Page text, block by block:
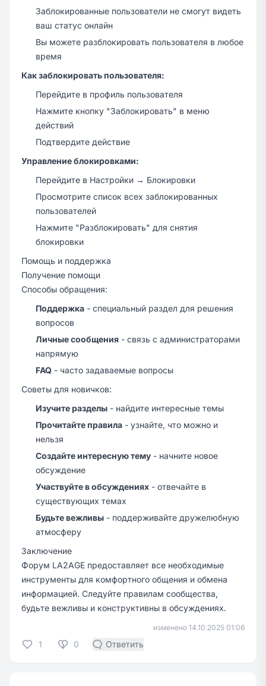
Заблокированные пользователи не смогут видеть
ваш статус онлайн
Вы можете разблокировать пользователя в любое
время
Как заблокировать пользователя:
Перейдите в профиль пользователя
Нажмите кнопку "Заблокировать" в меню
действий
Подтвердите действие
Управление блокировками:
Перейдите в Настройки → Блокировки
Просмотрите список всех заблокированных
пользователей
Нажмите "Разблокировать" для снятия
блокировки
Помощь и поддержка
Получение помощи
Способы обращения:
Поддержка - специальный раздел для решения
вопросов
Личные сообщения - связь с администраторами
напрямую
FAQ - часто задаваемые вопросы
Советы для новичков:
Изучите разделы - найдите интересные темы
Прочитайте правила - узнайте, что можно и
нельзя
Создайте интересную тему - начните новое
обсуждение
Участвуйте в обсуждениях - отвечайте в
существующих темах
Будьте вежливы - поддерживайте дружелюбную
атмосферу
Заключение
Форум LA2AGE предоставляет все необходимые
инструменты для комфортного общения и обмена
информацией. Следуйте правилам сообщества,
будьте вежливы и конструктивны в обсуждениях.
изменено 14.10.2025 01:06
1 0 Ответить